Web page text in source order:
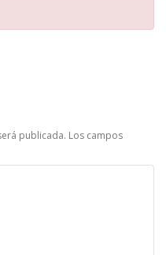
publicada. Los campos